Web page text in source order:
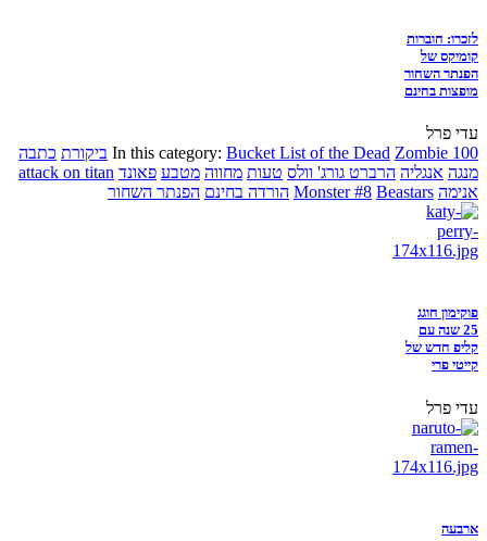
לזכרו: חוברות
קומיקס של
הפנתר השחור
מופצות בחינם
עדי פרל
In this category: Bucket List of the Dead Zombie 100 ביקורת כתבה
מנגה אנגליה הרברט גורג' וולס טעות מחווה מטבע פאונד attack on titan
אנימה
Monster #8 Beastars הורדה בחינם הפנתר השחור
פוקימון חוגג
25 שנה עם
קליפ חדש של
קייטי פרי
עדי פרל
ארבעה